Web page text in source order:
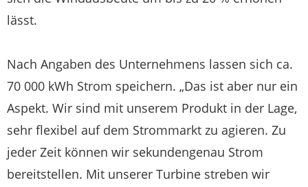
lässt.
Nach Angaben des Unternehmens lassen sich ca.
70 000 kWh Strom speichern. „Das ist aber nur ein
Aspekt. Wir sind mit unserem Produkt in der Lage,
sehr flexibel auf dem Strommarkt zu agieren. Zu
jeder Zeit können wir sekundengenau Strom
bereitstellen. Mit unserer Turbine streben wir